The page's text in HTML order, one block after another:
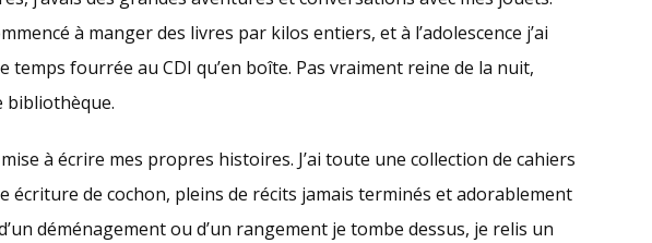
à manger des livres par kilos entiers, et à l’adolescence j’ai
temps fourrée au CDI qu’en boîte. Pas vraiment reine de la nuit,
bibliothèque.
à écrire mes propres histoires. J’ai toute une collection de cahiers
écriture de cochon, pleins de récits jamais terminés et adorablement
déménagement ou d’un rangement je tombe dessus, je relis un